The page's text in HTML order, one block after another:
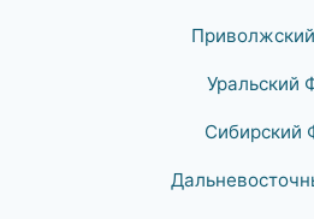
Уральский
Сибирский